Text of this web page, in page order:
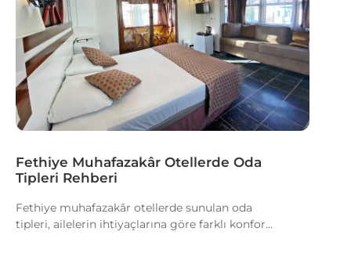
Fethiye Muhafazakâr Otellerde Oda
Tipleri Rehberi
Fethiye muhafazakâr otellerde sunulan oda
tipleri, ailelerin ihtiyaçlarına göre farklı konfor...